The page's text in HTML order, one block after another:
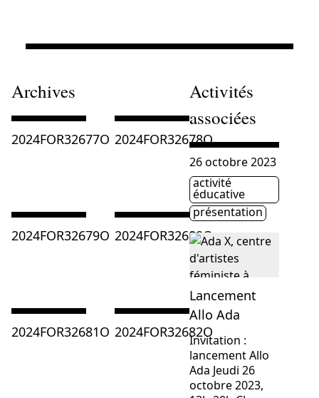
Archives
2024FOR32677O 2024FOR32678O
Consulter « 2024FOR32678O »
2024FOR32679O 2024FOR32680O
Consulter « 2024FOR32680O »
2024FOR32681O 2024FOR32682O
Consulter « 2024FOR32682O »
Activités
associées
Lancement
Allo Ada
Consulter « Lancement
26 octobre 2023
Étiquette(s)
activité
éducative
présentation
Invitation :
lancement Allo
Ada Jeudi 26
octobre 2023,